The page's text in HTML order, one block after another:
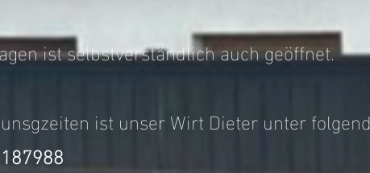
ist selbstverständlich auch geöffnet.
ist unser Wirt Dieter unter